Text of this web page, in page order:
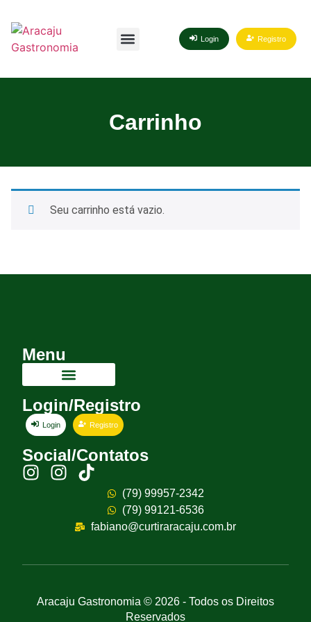
Login Registro
Carrinho
Seu carrinho está vazio.
Menu
Login/Registro
Login Registro
Social/Contatos
(79) 99957-2342
(79) 99121-6536
fabiano@curtiraracaju.com.br
Aracaju Gastronomia © 2026 - Todos os Direitos
Reservados